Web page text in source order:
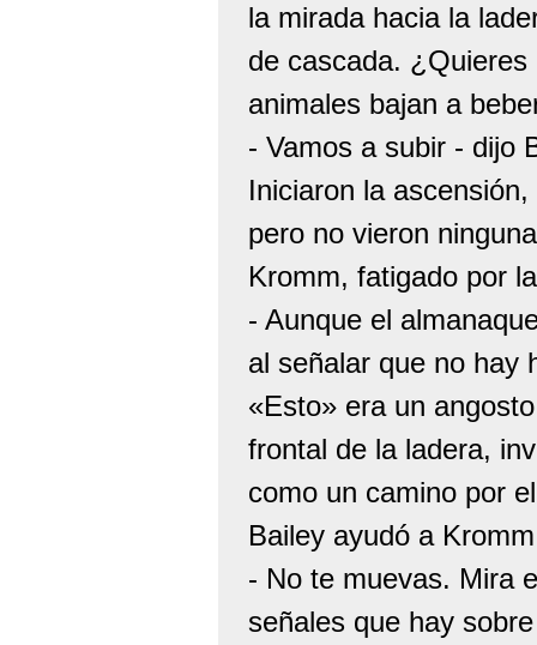
la mirada hacia la
de cascada.
animales bajan a
- Vamos a subir - dijo
Iniciaron la
pero no vieron
Kromm, fatigado por
- Aunque el
al señalar que no hay
«Esto» era un
frontal de la ladera,
como un camino por
Bailey ayudó a
- No te muevas. Mira
señales que hay